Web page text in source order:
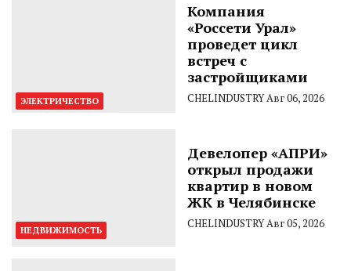
ЭЛЕКТРИЧЕСТВО
Компания
«Россети Урал»
проведет цикл
встреч с
застройщиками
CHELINDUSTRYАвг 06, 2026
НЕДВИЖИМОСТЬ
Девелопер «АПРИ»
открыл продажи
квартир в новом
ЖК в Челябинске
CHELINDUSTRYАвг 05, 2026